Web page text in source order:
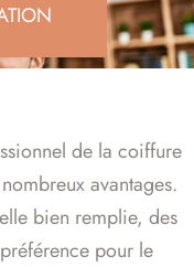
de la coiffure
avantages.
bien remplie, des
pour le